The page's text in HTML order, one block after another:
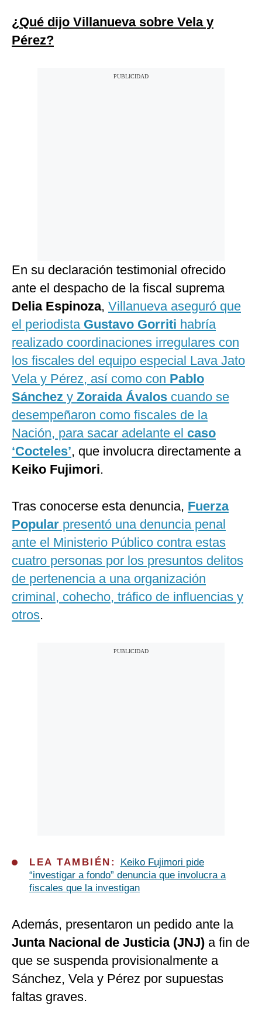
¿Qué dijo Villanueva sobre Vela y
Pérez?
En su declaración testimonial ofrecido
ante el despacho de la fiscal suprema
Delia Espinoza, Villanueva aseguró que
el periodista Gustavo Gorriti habría
realizado coordinaciones irregulares con
los fiscales del equipo especial Lava Jato
Vela y Pérez, así como con Pablo
Sánchez y Zoraida Ávalos cuando se
desempeñaron como fiscales de la
Nación, para sacar adelante el caso
‘Cocteles’, que involucra directamente a
Keiko Fujimori.
Tras conocerse esta denuncia, Fuerza
Popular presentó una denuncia penal
ante el Ministerio Público contra estas
cuatro personas por los presuntos delitos
de pertenencia a una organización
criminal, cohecho, tráfico de influencias y
otros.
LEA TAMBIÉN:
Keiko Fujimori pide
“investigar a fondo” denuncia que involucra a
fiscales que la investigan
Además, presentaron un pedido ante la
Junta Nacional de Justicia (JNJ) a fin de
que se suspenda provisionalmente a
Sánchez, Vela y Pérez por supuestas
faltas graves.